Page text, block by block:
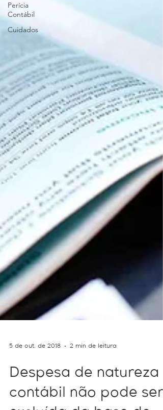
Perícia
Contábil
Cuidados
Despesa de natureza